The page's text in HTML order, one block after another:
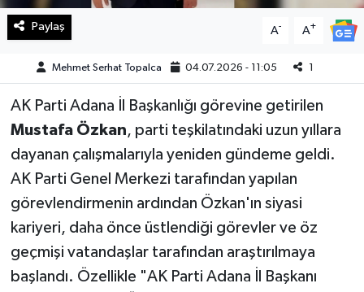
Paylaş A- A+
Mehmet Serhat Topalca 04.07.2026 - 11:05 1
AK Parti Adana İl Başkanlığı görevine getirilen
Mustafa Özkan, parti teşkilatındaki uzun yıllara
dayanan çalışmalarıyla yeniden gündeme geldi.
AK Parti Genel Merkezi tarafından yapılan
görevlendirmenin ardından Özkan'ın siyasi
kariyeri, daha önce üstlendiği görevler ve öz
geçmişi vatandaşlar tarafından araştırılmaya
başlandı. Özellikle "AK Parti Adana İl Başkanı
Sağlık
SürManşet
Yaşam
KAHRAMANMARAŞ